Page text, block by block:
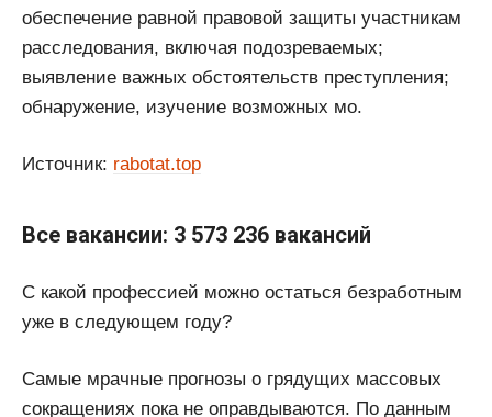
обеспечение равной правовой защиты участникам
расследования, включая подозреваемых;
выявление важных обстоятельств преступления;
обнаружение, изучение возможных мо.
Источник: rabotat.top
Все вакансии: 3 573 236 вакансий
С какой профессией можно остаться безработным
уже в следующем году?
Самые мрачные прогнозы о грядущих массовых
сокращениях пока не оправдываются. По данным